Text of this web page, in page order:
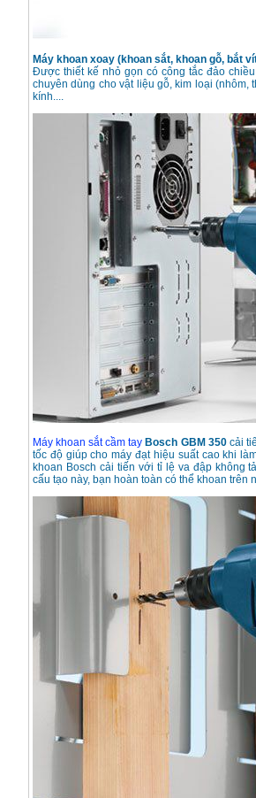
Máy khoan xoay (khoan sắt, khoan gỗ, bắt
Được thiết kế nhỏ gọn có công tắc đảo
chuyên dùng cho vật liệu gỗ, kim loại
kính....
Máy khoan sắt cầm tay Bosch GBM 350cải
tốc độ giúp cho máy đạt hiệu suất cao khi
khoan Bosch cải tiến với tỉ lệ va đập không
cấu tạo này, bạn hoàn toàn có thể khoan trên